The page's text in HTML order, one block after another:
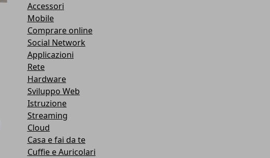
Accessori
Mobile
Comprare online
Social Network
Applicazioni
Rete
Hardware
Sviluppo Web
Istruzione
Streaming
Cloud
Casa e fai da te
Cuffie e Auricolari